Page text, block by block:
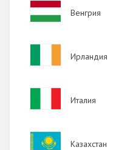
Image
Венгрия
Ирландия
Италия
Image
Казахстан